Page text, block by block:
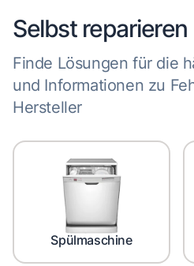
Selbst reparieren
Finde Lösungen für die
und Informationen zu
Hersteller
Spülmaschine